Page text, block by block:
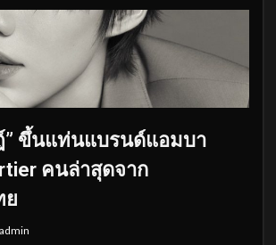
” ขึ้นแท่นแบรนด์แอมบา
คนล่าสุดจาก
ย
admin